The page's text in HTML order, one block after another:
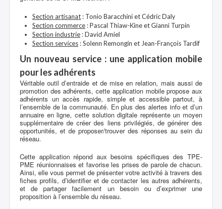
Section artisanat : Tonio Baracchini et Cédric Daly
Section commerce : Pascal Thiaw-Kine et Gianni Turpin
Section industrie : David Amiel
Section services : Solenn Remongin et Jean-François Tardif
Un nouveau service : une application mobile
pour les adhérents
Véritable outil d’entraide et de mise en relation, mais aussi de
promotion des adhérents, cette application mobile propose aux
adhérents un accès rapide, simple et accessible partout, à
l’ensemble de la communauté. En plus des alertes info et d’un
annuaire en ligne, cette solution digitale représente un moyen
supplémentaire de créer des liens privilégiés, de générer des
opportunités, et de proposer/trouver des réponses au sein du
réseau.
Cette application répond aux besoins spécifiques des TPE-
PME réunionnaises et favorise les prises de parole de chacun.
Ainsi, elle vous permet de présenter votre activité à travers des
fiches profils, d’identifier et de contacter les autres adhérents,
et de partager facilement un besoin ou d’exprimer une
proposition à l’ensemble du réseau.